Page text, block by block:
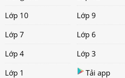
Lớp 10
Lớp 9
Lớp 7
Lớp 6
Lớp 4
Lớp 3
Lớp 1
Tải app